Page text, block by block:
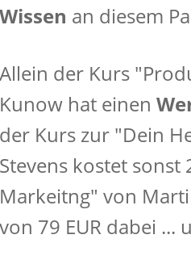
Wissen an diesem
Allein der Kurs
Kunow hat einen
der Kurs zur "Dein
Stevens kostet sonst
Markeitng" von
von 79 EUR dabei